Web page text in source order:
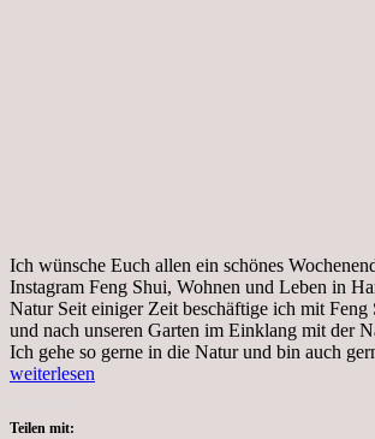
Ich wünsche Euch allen ein schönes
Instagram Feng Shui, Wohnen und Leben in
Natur Seit einiger Zeit beschäftige ich mit
und nach unseren Garten im Einklang mit der
Ich gehe so gerne in die Natur und bin auch
weiterlesen
Teilen mit: